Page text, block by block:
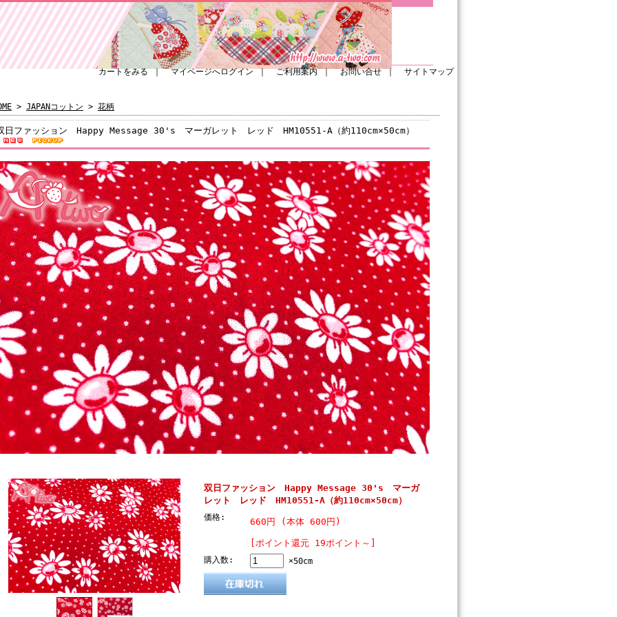
カートをみる｜ マイページへログイン｜ ご利用案内｜ お問い合せ｜ サイトマップ
> JAPANコットン > 花柄
日ファッション Happy Message 30's マーガレット レッド HM10551-A（約110cm×50cm）
双日ファッション Happy Message 30's マーガ
レット レッド HM10551-A（約110cm×50cm）
価格: 660円 (本体 600円)
[ポイント還元 19ポイント～]
購入数: ×50cm